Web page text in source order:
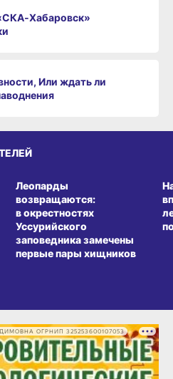
Или ждать ли
Леопарды
возвращаются:
в окрестностях
Уссурийского
заповедника замечены
первые пары хищников
ОГРНИП 325253600107053